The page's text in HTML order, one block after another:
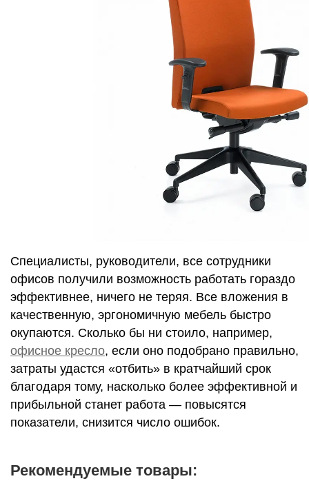
Специалисты, руководители, все сотрудники
офисов получили возможность работать гораздо
эффективнее, ничего не теряя. Все вложения в
качественную, эргономичную мебель быстро
окупаются. Сколько бы ни стоило, например,
офисное кресло, если оно подобрано правильно,
затраты удастся «отбить» в кратчайший срок
благодаря тому, насколько более эффективной и
прибыльной станет работа — повысятся
показатели, снизится число ошибок.
Рекомендуемые товары: